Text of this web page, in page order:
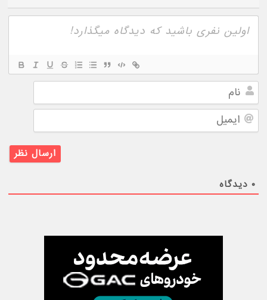
نام
ایمیل
۰ دیدگاه